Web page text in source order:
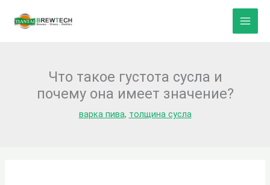
Что такое густота сусла и
почему она имеет значение?
варка пива, толщина сусла